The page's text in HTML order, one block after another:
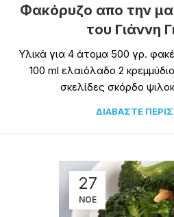
Φακόρυζο απο την
του Γιάννη
Υλικά για 4 άτομα 500 γρ.
100 ml ελαιόλαδο 2
σκελίδες σκόρδο
ΔΙΑΒΆΣΤΕ
27
ΝΟΈ